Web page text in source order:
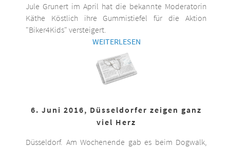
Jule Grunert im April hat die bekannte Moderatorin
Käthe Köstlich ihre Gummistiefel für die Aktion
"Biker4Kids" versteigert.
WEITERLESEN
6. Juni 2016, Düsseldorfer zeigen ganz
viel Herz
Düsseldorf. Am Wochenende gab es beim Dogwalk,